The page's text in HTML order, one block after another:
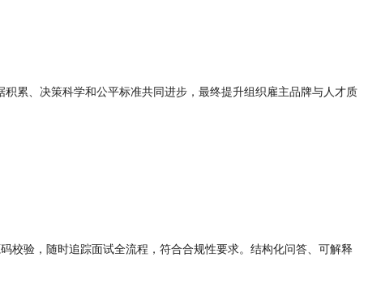
累、决策科学和公平标准共同进步，最终提升组织雇主品牌与人才质
校验，随时追踪面试全流程，符合合规性要求。结构化问答、可解释